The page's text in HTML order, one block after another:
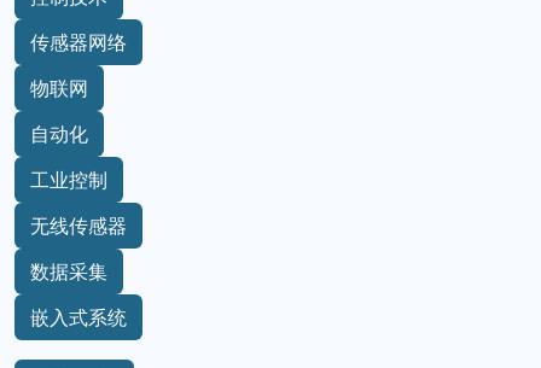
传感器网络
物联网
自动化
工业控制
无线传感器
数据采集
嵌入式系统